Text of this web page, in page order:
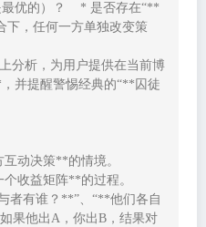
优的）？    * 是否存在“**
下，任何一方单独改变策
分析，为用户提供在当前博
并提醒警惕经典的“**囚徒
动决策**的情境。
收益矩阵**的过程。
者有谁？**”、“**他们各自
果他出A，你出B，结果对